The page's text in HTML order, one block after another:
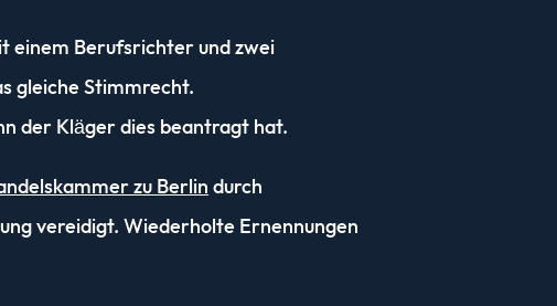
einem Berufsrichter und zwei
gleiche Stimmrecht.
der Kläger dies beantragt hat.
zu Berlin durch
vereidigt. Wiederholte Ernennungen